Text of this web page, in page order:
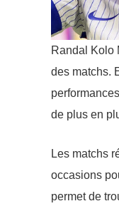
Randal Kolo
des matchs.
de plus en
Les matchs
occasions
permet de